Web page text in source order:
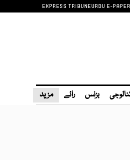
EXPRESS TRIBUNEURDU E-PAPER
بزنس رائے مزید